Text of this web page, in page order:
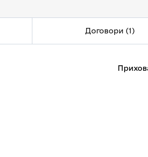
Договори (1)